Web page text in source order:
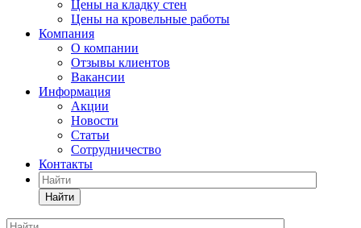
Цены на кладку стен
Цены на кровельные работы
Компания
О компании
Отзывы клиентов
Вакансии
Информация
Акции
Новости
Статьи
Сотрудничество
Контакты
Найти